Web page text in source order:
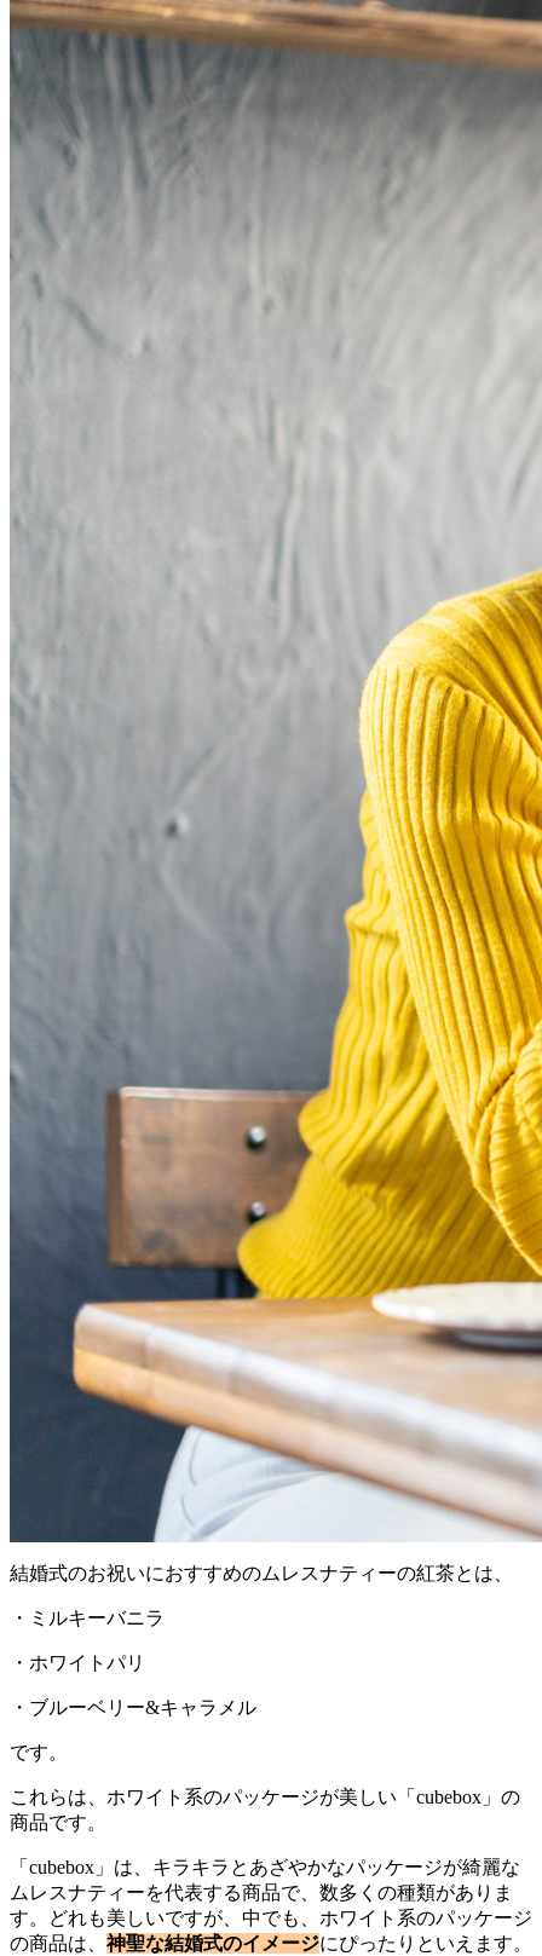
結婚式のお祝いにおすすめのムレスナティーの紅茶とは、
・ミルキーバニラ
・ホワイトパリ
・ブルーベリー&キャラメル
です。
これらは、ホワイト系のパッケージが美しい「cubebox」の
商品です。
「cubebox」は、キラキラとあざやかなパッケージが綺麗な
ムレスナティーを代表する商品で、数多くの種類がありま
す。どれも美しいですが、中でも、ホワイト系のパッケージ
の商品は、神聖な結婚式のイメージにぴったりといえます。